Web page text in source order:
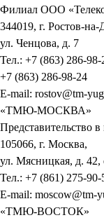
Филиал ООО
344019, г. Ростов-на-
ул. Ченцова, д. 7
Тел.: +7 (863) 286-98-
+7 (863) 286-98-24
E-mail: rostov@tm-
«ТМЮ-МОСКВА»
Представительство
105066, г. Москва,
ул. Мясницкая, д. 42,
Тел.: +7 (861) 275-
E-mail: moscow@tm-
«ТМЮ-ВОСТОК»